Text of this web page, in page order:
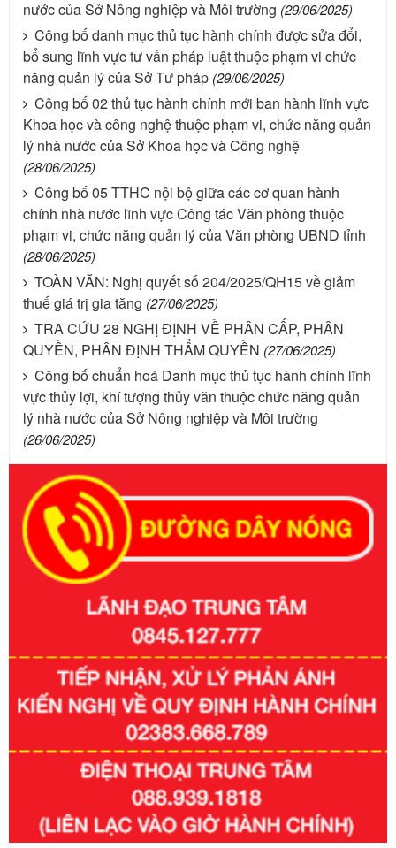
nước của Sở Nông nghiệp và Môi trường (29/06/2025)
Công bố danh mục thủ tục hành chính được sửa đổi,
bổ sung lĩnh vực tư vấn pháp luật thuộc phạm vi chức
năng quản lý của Sở Tư pháp (29/06/2025)
Công bố 02 thủ tục hành chính mới ban hành lĩnh vực
Khoa học và công nghệ thuộc phạm vi, chức năng quản
lý nhà nước của Sở Khoa học và Công nghệ
(28/06/2025)
Công bố 05 TTHC nội bộ giữa các cơ quan hành
chính nhà nước lĩnh vực Công tác Văn phòng thuộc
phạm vi, chức năng quản lý của Văn phòng UBND tỉnh
(28/06/2025)
TOÀN VĂN: Nghị quyết số 204/2025/QH15 về giảm
thuế giá trị gia tăng (27/06/2025)
TRA CỨU 28 NGHỊ ĐỊNH VỀ PHÂN CẤP, PHÂN
QUYỀN, PHÂN ĐỊNH THẨM QUYỀN (27/06/2025)
Công bố chuẩn hoá Danh mục thủ tục hành chính lĩnh
vực thủy lợi, khí tượng thủy văn thuộc chức năng quản
lý nhà nước của Sở Nông nghiệp và Môi trường
(26/06/2025)
Số kí hiệu:351/2025/NĐ-CP
Tên: Nghị định số 351/2025/NĐ-CP của Chính phủ: Quy
định chuẩn nghèo đa chiều quốc gia giai đoạn 2026 - 2030
Ngày ban hành: 29/12/2026